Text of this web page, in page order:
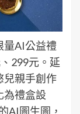
量AI公益禮
299元。延
兒親手創作
為禮盒設
AI圖生圖，